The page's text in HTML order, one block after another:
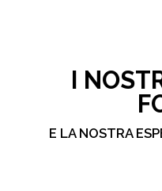
I
E LA NOSTRA